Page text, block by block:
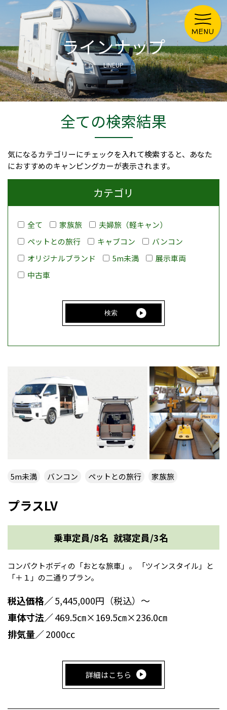
ラインナップ
LINEUP
全ての検索結果
気になるカテゴリーにチェックを入れて検索すると、あなた
におすすめのキャンピングカーが表示されます。
カテゴリ
全て 家族旅
夫婦旅（軽キャン）
ペットとの旅行
キャブコン
バンコン
オリジナルブランド
5m未満
展示車両
中古車
検索
5m未満 バンコン ペットとの旅行 家族旅
プラスLV
乗車定員/8名 就寝定員/3名
コンパクトボディの「おとな旅車」。 「ツインスタイル」と
「＋１」の二通りプラン。
税込価格／5,445,000円（税込）～
車体寸法／469.5㎝×169.5㎝×236.0㎝
排気量／2000㏄
詳細はこちら